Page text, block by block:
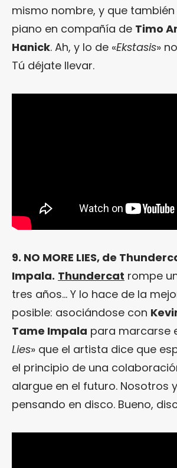
mismo nombre, y que también
piano en compañía de Timo
Hanick. Ah, y lo de «Ekstasis»
Tú déjate llevar.
9. NO MORE LIES, de
Impala. Thundercat rompe
tres años… Y lo hace de la
posible: asociándose con
Tame Impala para marcarse
Lies» que el artista dice que
el principio de una
alargue en el futuro. Nosotros
pensando en disco. Bueno,